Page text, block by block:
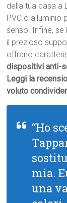
della tua casa a
PVC o alluminio
senso. Infine, se
il prezioso
offrano
dispositivi anti-
Leggi la
voluto
“Ho
mia.
una